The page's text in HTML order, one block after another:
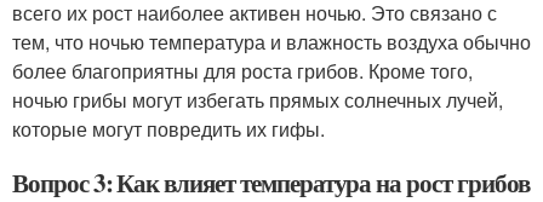
всего их рост наиболее активен ночью. Это связано с
тем, что ночью температура и влажность воздуха обычно
более благоприятны для роста грибов. Кроме того,
ночью грибы могут избегать прямых солнечных лучей,
которые могут повредить их гифы.
Вопрос 3: Как влияет температура на рост грибов